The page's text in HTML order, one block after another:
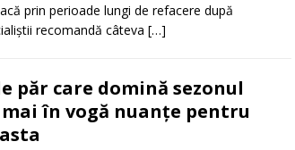
prin perioade lungi de refacere după
recomandă câteva […]
păr care domină sezonul
mai în vogă nuanțe pentru